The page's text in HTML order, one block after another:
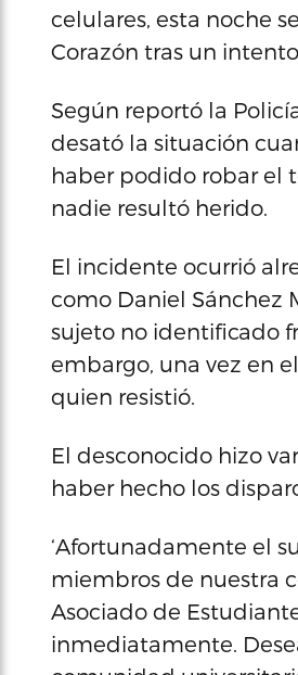
celulares, esta noche
Corazón tras un
Según reportó la
desató la situación
haber podido robar el
nadie resultó herido.
El incidente ocurrió
como Daniel Sánchez
sujeto no identificado
embargo, una vez en
quien resistió.
El desconocido hizo
haber hecho los
‘Afortunadamente el
miembros de nuestra
Asociado de
inmediatamente.